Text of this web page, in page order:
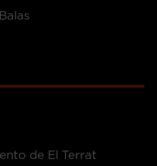
de El Terrat